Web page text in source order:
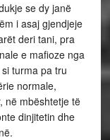
se dy janë
i asaj gjendjeje
deri tani, pra
e mafioze nga
turma pa tru
normale,
në mbështetje të
dinjitetin dhe